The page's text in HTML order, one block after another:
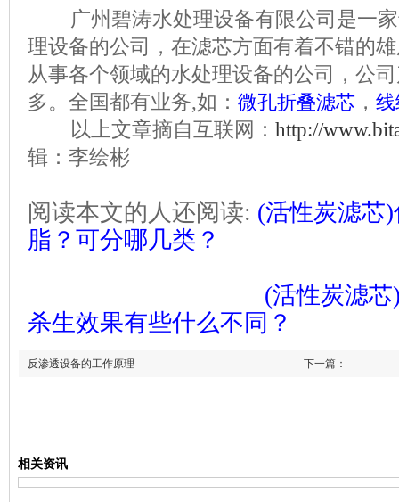
广州碧涛水处理设备有限公司是一家
理设备的公司，在滤芯方面有着不错的
从事各个领域的水处理设备的公司，公
多。全国都有业务,如： 微孔折叠滤芯 ，
以上文章摘自互联网： http://
辑：李绘彬
阅读本文的人还阅读: (活性炭滤芯
脂？可分哪几类？
(活性炭滤
杀生效果有些什么不同？
下一篇：
反渗透设备的工作原理
相关资讯